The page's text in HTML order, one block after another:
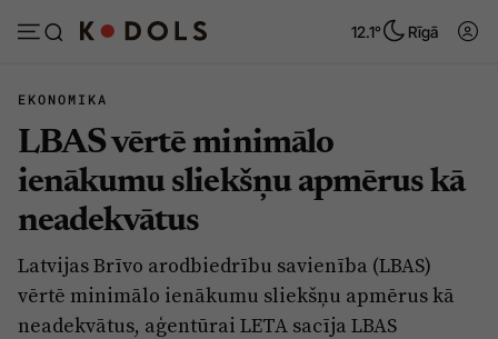
12.1° Rīgā
Abonēt Pieslēgties
Ziņas
Politika
Pašvaldības
Viedokļi
Dzīve un ticība
EKONOMIKA
LBAS vērtē minimālo
ienākumu sliekšņu apmērus kā
neadekvātus
Latvijas Brīvo arodbiedrību savienība (LBAS)
vērtē minimālo ienākumu sliekšņu apmērus kā
neadekvātus, aģentūrai LETA sacīja LBAS